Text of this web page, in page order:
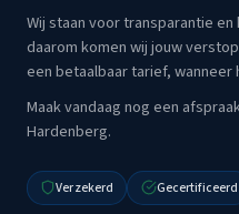
Wij staan voor transparantie
daarom komen wij jouw
een betaalbaar tarief, wanneer
Maak vandaag nog een
Hardenberg.
Verzekerd Gecertificeerd